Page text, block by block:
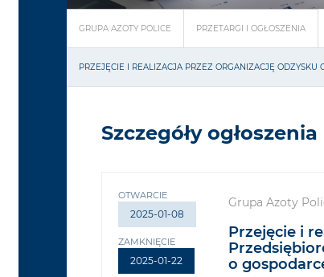
GRUPA AZOTY POLICE PRZETARGI I OGŁOSZENIA
PRZEJĘCIE I REALIZACJA PRZEZ ORGANIZACJĘ
Szczegóły ogłoszenia
OTWARCIE
2025-01-08
ZAMKNIĘCIE
2025-01-22
Grupa Azoty
Przejęcie i
o